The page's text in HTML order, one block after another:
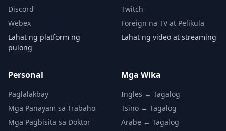
Discord
Webex
Lahat ng platform ng
pulong
Twitch
Foreign na TV at Pelikula
Lahat ng video at streaming
Personal
Paglalakbay
Mga Panayam sa Trabaho
Mga Pagbisita sa Doktor
Mga Wika
Ingles ↔ Tagalog
Tsino ↔ Tagalog
Arabe ↔ Tagalog